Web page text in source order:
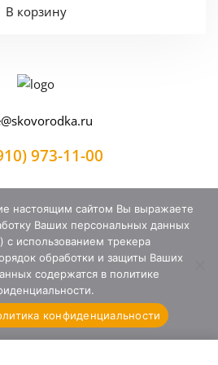
В корзину
973-11-00
настоящим сайтом Вы выражаете
Ваших персональных данных
с использованием трекера
обработки и защиты Ваших
содержатся в политике
конфиденциальности